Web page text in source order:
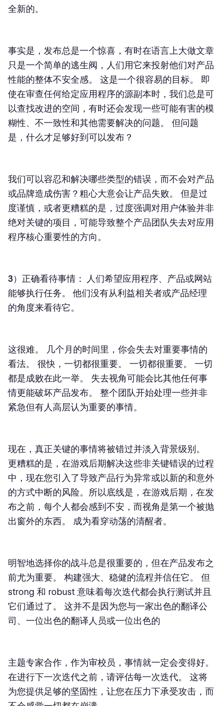
全新的。
事实是，发布总是一个惊喜，有时在语言上大做文章
只是一个简单的逃生阀，人们用它来投射他们对产品
性能的整体不安全感。 这是一个很容易的目标。 即
使在审查任何给定应用程序的源副本时，我们总是可
以查找改进的空间，有时还会发现一些可能有害的模
糊性、不一致性和其他需要解决的问题。 但问题
是，什么才足够好到可以发布？
我们可以容忍和解决哪些类型的错误，而不会对产品
或品牌造成伤害？粗心大意会让产品失败。 但是过
度谨慎，或者更糟糕的是，过度强调对用户体验并非
绝对关键的项目，可能导致整个产品团队失去对应用
程序核心重要性的方向。
3）正确看待事情： 人们希望应用程序、产品或网站
能够执行任务。 他们没有从利益相关者或产品经理
的角度来看待它。
这很难。 几个月的时间里，你会失去对重要事情的
看法。 很快，一切都很重要。 一切都很重要。 一切
都是成败在此一举。 失去视角可能会比其他任何事
情更能破坏产品发布。 整个团队开始处理一些并非
紧急但有人高层认为重要的事情。
现在，真正关键的事情将被错过并淡入背景级别。
更糟糕的是，在游戏后期解决这些非关键错误的过程
中，现在您引入了导致产品行为异常或以新的和意外
的方式中断的风险。所以底线是，在游戏后期，在发
布之前，每个人都会感到不安，而视角是第一个被抛
出窗外的东西。 成为看穿动荡的清醒者。
明智地选择你的战斗总是很重要的，但在产品发布之
前尤为重要。 构建强大、稳健的流程并信任它。 但
strong 和 robust 意味着每次迭代都会执行测试并且
它们通过了。 这并不是因为您与一家出色的翻译公
司、一位出色的翻译人员或一位出色的
主题专家合作，作为审校员，事情就一定会变得好。
在进行下一次迭代之前，请评估每一次迭代。 这将
为您提供足够的坚固性，让您在压力下承受攻击，而